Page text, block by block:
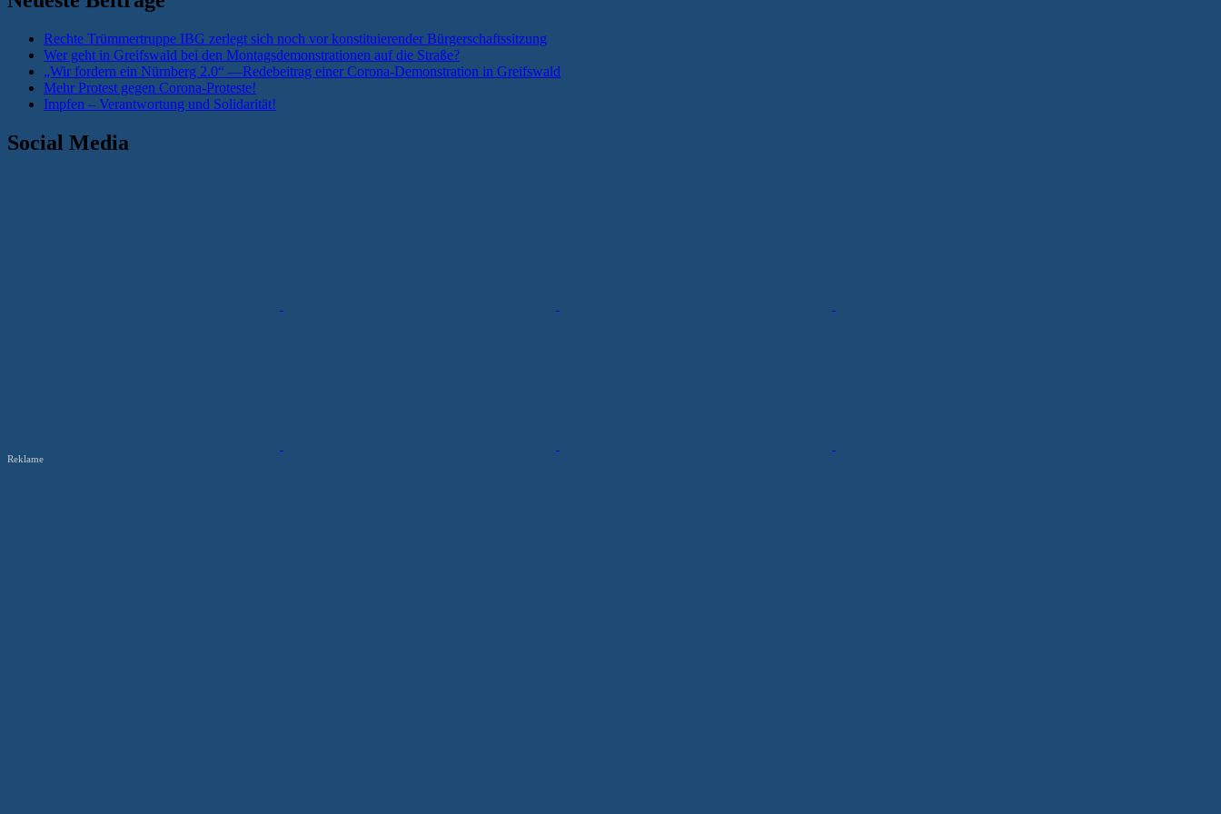
Rechte Trümmertruppe IBG zerlegt sich noch vor konstituierender Bürgerschaftssitzung
Wer geht in Greifswald bei den Montagsdemonstrationen auf die Straße?
„Wir fordern ein Nürnberg 2.0“ —Redebeitrag einer Corona-Demonstration in Greifswald
Mehr Protest gegen Corona-Proteste!
Impfen – Verantwortung und Solidarität!
Social Media
Reklame